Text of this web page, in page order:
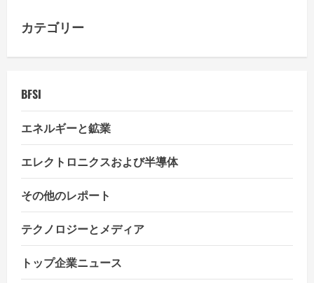
a
o
n
カテゴリー
BFSI
エネルギーと鉱業
エレクトロニクスおよび半導体
その他のレポート
テクノロジーとメディア
トップ企業ニュース